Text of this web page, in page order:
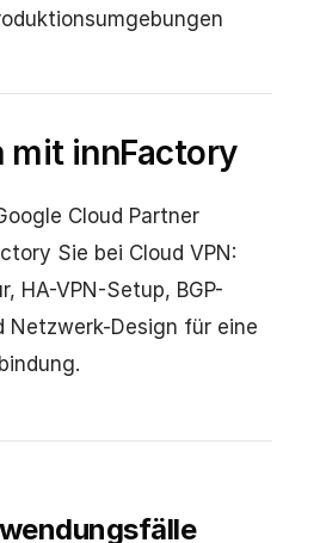
mit innFactory
Cloud Partner
Sie bei Cloud VPN:
HA-VPN-Setup, BGP-
Netzwerk-Design für eine